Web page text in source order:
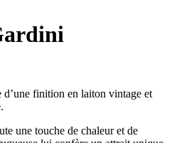
d’une finition en laiton vintage et
une touche de chaleur et de